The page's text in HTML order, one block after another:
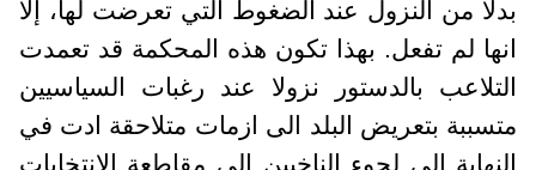
بدلا من النزول عند الضغوط التي تعرضت لها، إلا
انها لم تفعل. بهذا تكون هذه المحكمة قد تعمدت
التلاعب بالدستور نزولا عند رغبات السياسيين
متسببة بتعريض البلد الى ازمات متلاحقة ادت في